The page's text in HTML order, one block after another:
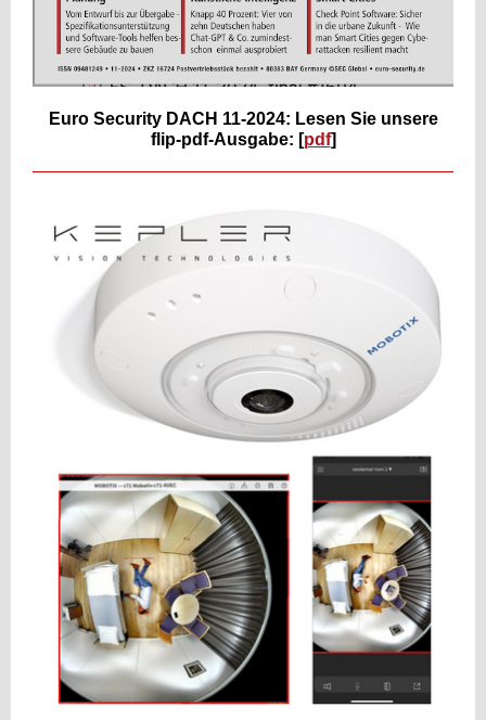
Euro Security DACH 11-2024: Lesen Sie unsere
flip-pdf-Ausgabe: [pdf]